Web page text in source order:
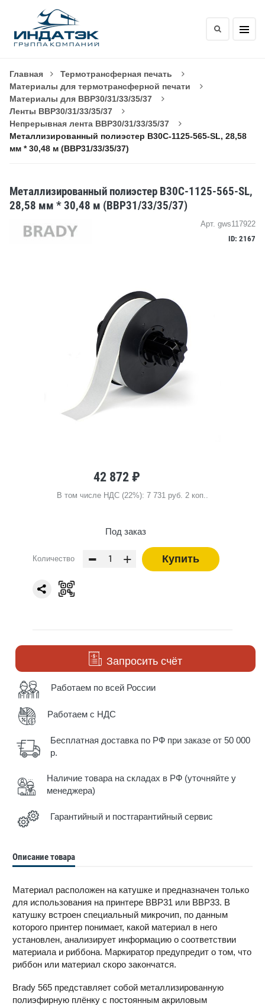
Главная
Термотрансферная печать
Материалы для термотрансферной печати
Материалы для BBP30/31/33/35/37
Ленты BBP30/31/33/35/37
Непрерывная лента BBP30/31/33/35/37
Металлизированный полиэстер B30C-1125-565-SL, 28,58
мм * 30,48 м (BBP31/33/35/37)
Металлизированный полиэстер B30C-1125-565-SL,
28,58 мм * 30,48 м (BBP31/33/35/37)
Арт. gws117922
ID: 2167
42 872 ₽
В том числе НДС (22%): 7 731 руб. 2 коп..
Под заказ
Количество - + Купить
Запросить счёт
Работаем по всей России
Работаем с НДС
Бесплатная доставка по РФ при заказе от 50 000
р.
Наличие товара на складах в РФ (уточняйте у
менеджера)
Гарантийный и постгарантийный сервис
Описание товара
Материал расположен на катушке и предназначен только
для использования на принтере BBP31 или BBP33. В
катушку встроен специальный микрочип, по данным
которого принтер понимает, какой материал в него
установлен, анализирует информацию о соответствии
материала и риббона. Маркиратор предупредит о том, что
риббон или материал скоро закончатся.
Brady 565 представляет собой металлизированную
полиэфирную плёнку с постоянным акриловым